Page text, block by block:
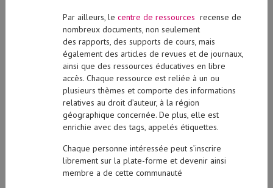
Par ailleurs, le centre de ressources recense de
nombreux documents, non seulement
des rapports, des supports de cours, mais
également des articles de revues et de journaux,
ainsi que des ressources éducatives en libre
accès. Chaque ressource est reliée à un ou
plusieurs thèmes et comporte des informations
relatives au droit d’auteur, à la région
géographique concernée. De plus, elle est
enrichie avec des tags, appelés étiquettes.
Chaque personne intéressée peut s’inscrire
librement sur la plate-forme et devenir ainsi
membre a de cette communauté